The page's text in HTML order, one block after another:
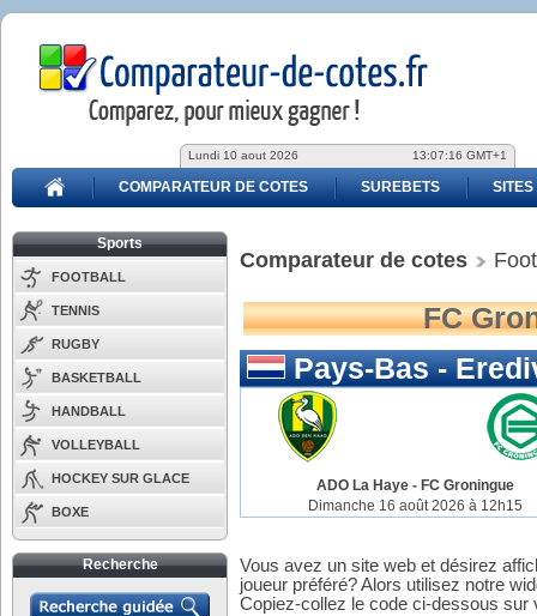
Lundi 10 aout 2026 13:07:16 GMT+1
COMPARATEUR DE COTES SUREBETS SITES
Sports
FOOTBALL
TENNIS
RUGBY
BASKETBALL
HANDBALL
VOLLEYBALL
HOCKEY SUR GLACE
BOXE
Recherche
Comparateur de cotes
FC
Pays-Bas -
ADO La Haye- FC Groningue
Dimanche 16 août 2026 à 12h15
Vous avez un site web et désirez
joueur préféré? Alors utilisez notre
Copiez-collez le code ci-dessous